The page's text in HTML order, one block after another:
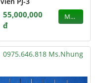
55,000,000
đ
MUA
0975.646.818 Ms.Nhung